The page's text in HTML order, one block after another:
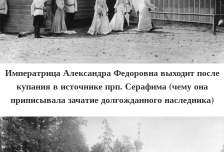
Императрица Александра Федоровна выходит после
купания в источнике прп. Серафима (чему она
приписывала зачатие долгожданного наследника)